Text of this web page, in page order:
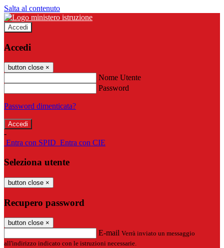
Salta al contenuto
Accedi
Accedi
button close ×
Nome Utente
Password
Password dimenticata?
-
Entra con SPID Entra con CIE
Seleziona utente
button close ×
Recupero password
button close ×
E-mail Verrà inviato un messaggio
all'indirizzo indicato con le istruzioni necessarie.